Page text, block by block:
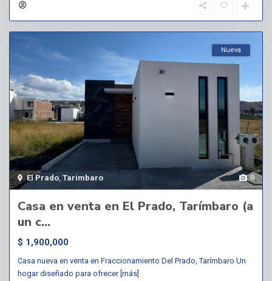
8
El Prado Tarimbaro
Nueva
Casa en venta en El Prado, Tarímbaro (a
un c...
$ 1,900,000
Casa nueva en venta en Fraccionamiento Del Prado, Tarímbaro Un
hogar diseñado para ofrecer [más]